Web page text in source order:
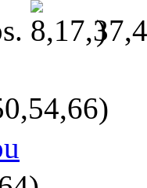
)